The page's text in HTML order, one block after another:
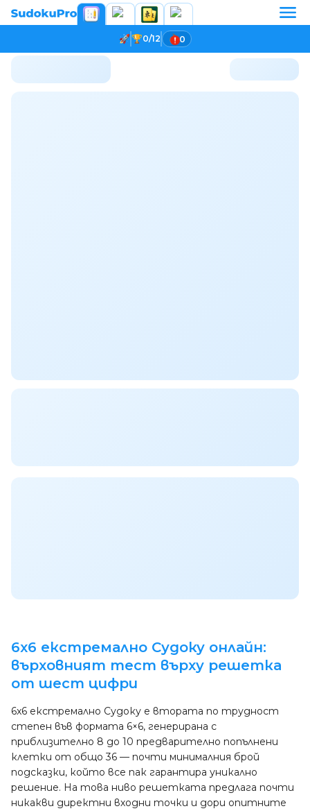
0/12 0
6x6 екстремално Судоку онлайн:
върховният тест върху решетка
от шест цифри
6x6 екстремално Судоку е втората по трудност
степен във формата 6×6, генерирана с
приблизително 8 до 10 предварително попълнени
клетки от общо 36 — почти минималния брой
подсказки, който все пак гарантира уникално
решение. На това ниво решетката предлага почти
никакви директни входни точки и дори опитните